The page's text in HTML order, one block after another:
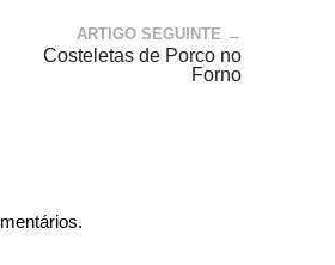
ARTIGO SEGUINTE →
Costeletas de Porco no
Forno